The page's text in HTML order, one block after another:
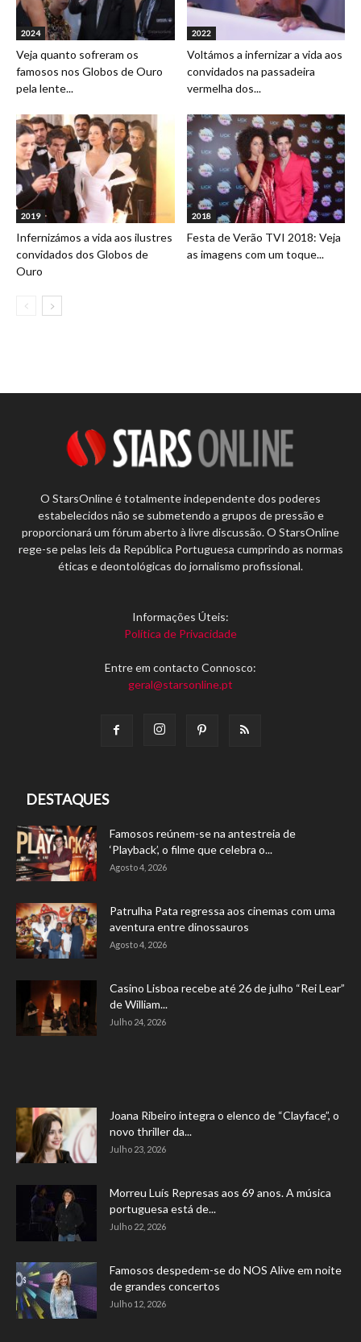
2024
Veja quanto sofreram os
famosos nos Globos de Ouro
pela lente...
2022
Voltámos a infernizar a vida aos
convidados na passadeira
vermelha dos...
2019
Infernizámos a vida aos ilustres
convidados dos Globos de
Ouro
2018
Festa de Verão TVI 2018: Veja
as imagens com um toque...
O StarsOnline é totalmente independente dos poderes
estabelecidos não se submetendo a grupos de pressão e
proporcionará um fórum aberto à livre discussão. O StarsOnline
rege-se pelas leis da República Portuguesa cumprindo as normas
éticas e deontológicas do jornalismo profissional.
Informações Úteis:
Política de Privacidade
Entre em contacto Connosco:
geral@starsonline.pt
DESTAQUES
Famosos reúnem-se na antestreia de
‘Playback’, o filme que celebra o...
Agosto 4, 2026
Patrulha Pata regressa aos cinemas com uma
aventura entre dinossauros
Agosto 4, 2026
Casino Lisboa recebe até 26 de julho “Rei Lear”
de William...
Julho 24, 2026
Joana Ribeiro integra o elenco de “Clayface”, o
novo thriller da...
Julho 23, 2026
Morreu Luís Represas aos 69 anos. A música
portuguesa está de...
Julho 22, 2026
Famosos despedem-se do NOS Alive em noite
de grandes concertos
Julho 12, 2026